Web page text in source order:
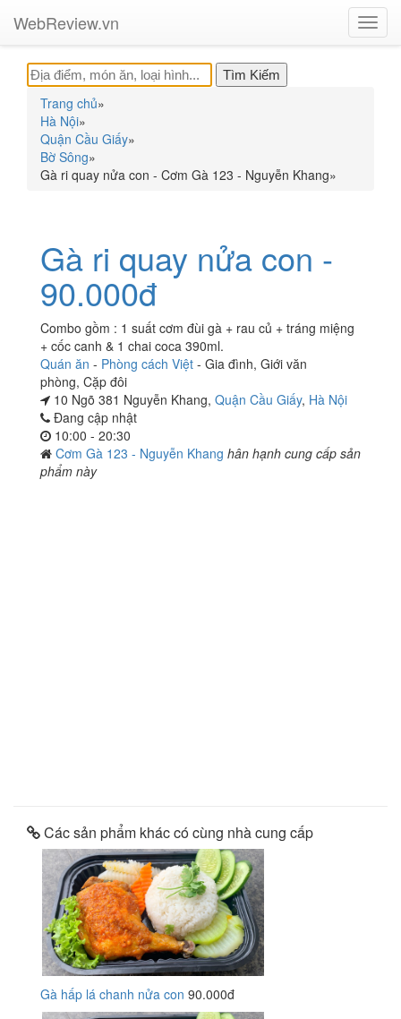
WebReview.vn
Trang chủ»
Hà Nội»
Quận Cầu Giấy»
Bờ Sông»
Gà ri quay nửa con - Cơm Gà 123 - Nguyễn Khang»
Gà ri quay nửa con -
90.000đ
Combo gồm : 1 suất cơm đùi gà + rau củ + tráng miệng
+ cốc canh & 1 chai coca 390ml.
Quán ăn - Phòng cách Việt - Gia đình, Giới văn
phòng, Cặp đôi
10 Ngõ 381 Nguyễn Khang, Quận Cầu Giấy, Hà Nội
Đang cập nhật
10:00 - 20:30
Cơm Gà 123 - Nguyễn Khang hân hạnh cung cấp sản
phẩm này
Các sản phẩm khác có cùng nhà cung cấp
Gà hấp lá chanh nửa con 90.000đ